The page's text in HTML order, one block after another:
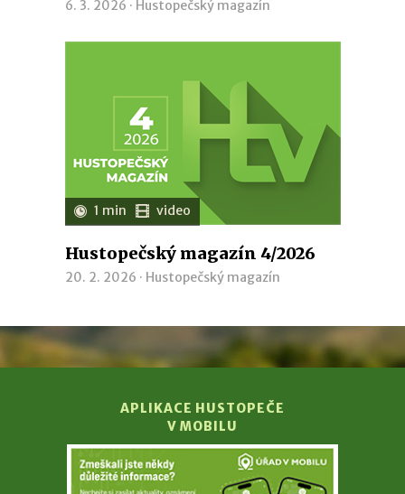
6. 3. 2026 · Hustopečský magazín
1 min video
Hustopečský magazín 4/2026
20. 2. 2026 · Hustopečský magazín
APLIKACE HUSTOPEČE
V MOBILU